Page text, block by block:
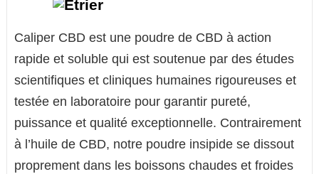
Caliper CBD est une poudre de CBD à action
rapide et soluble qui est soutenue par des études
scientifiques et cliniques humaines rigoureuses et
testée en laboratoire pour garantir pureté,
puissance et qualité exceptionnelle. Contrairement
à l’huile de CBD, notre poudre insipide se dissout
proprement dans les boissons chaudes et froides